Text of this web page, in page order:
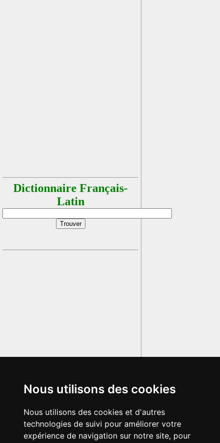
Nous utilisons des cookies
Nous utilisons des cookies et d'autres
technologies de suivi pour améliorer votre
expérience de navigation sur notre site, pour
Dictionnaire Français-
Latin